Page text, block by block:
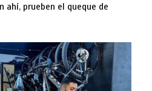
ahí, prueben el queque de